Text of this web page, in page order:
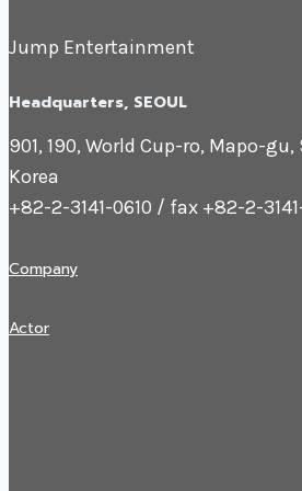
Jump Entertainment
Headquarters​, SEOUL
901, 190, World Cup-ro, Mapo-
Korea
+82-2-3141-0610 / fax +82-2-
Company
Actor